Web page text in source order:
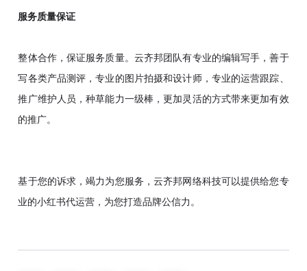
服务质量保证
整体合作，保证服务质量。云齐邦团队有专业的编辑写手，善于
写各类产品测评，专业的图片拍摄和设计师，专业的运营跟踪、
推广维护人员，种草能力一级棒，更加灵活的方式带来更加有效
的推广。
基于您的诉求，竭力为您服务，云齐邦网络科技可以提供给您专
业的小红书代运营，为您打造品牌公信力。